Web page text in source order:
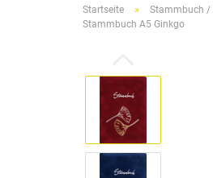
Startseite » Stammbuch /
Stammbuch A5 Ginkgo